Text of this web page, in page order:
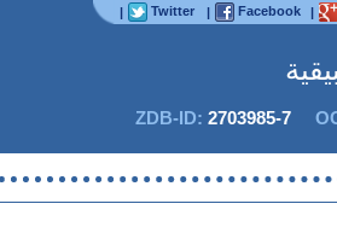
| Twitter | Facebook |
ZDB-ID: 2703985-7